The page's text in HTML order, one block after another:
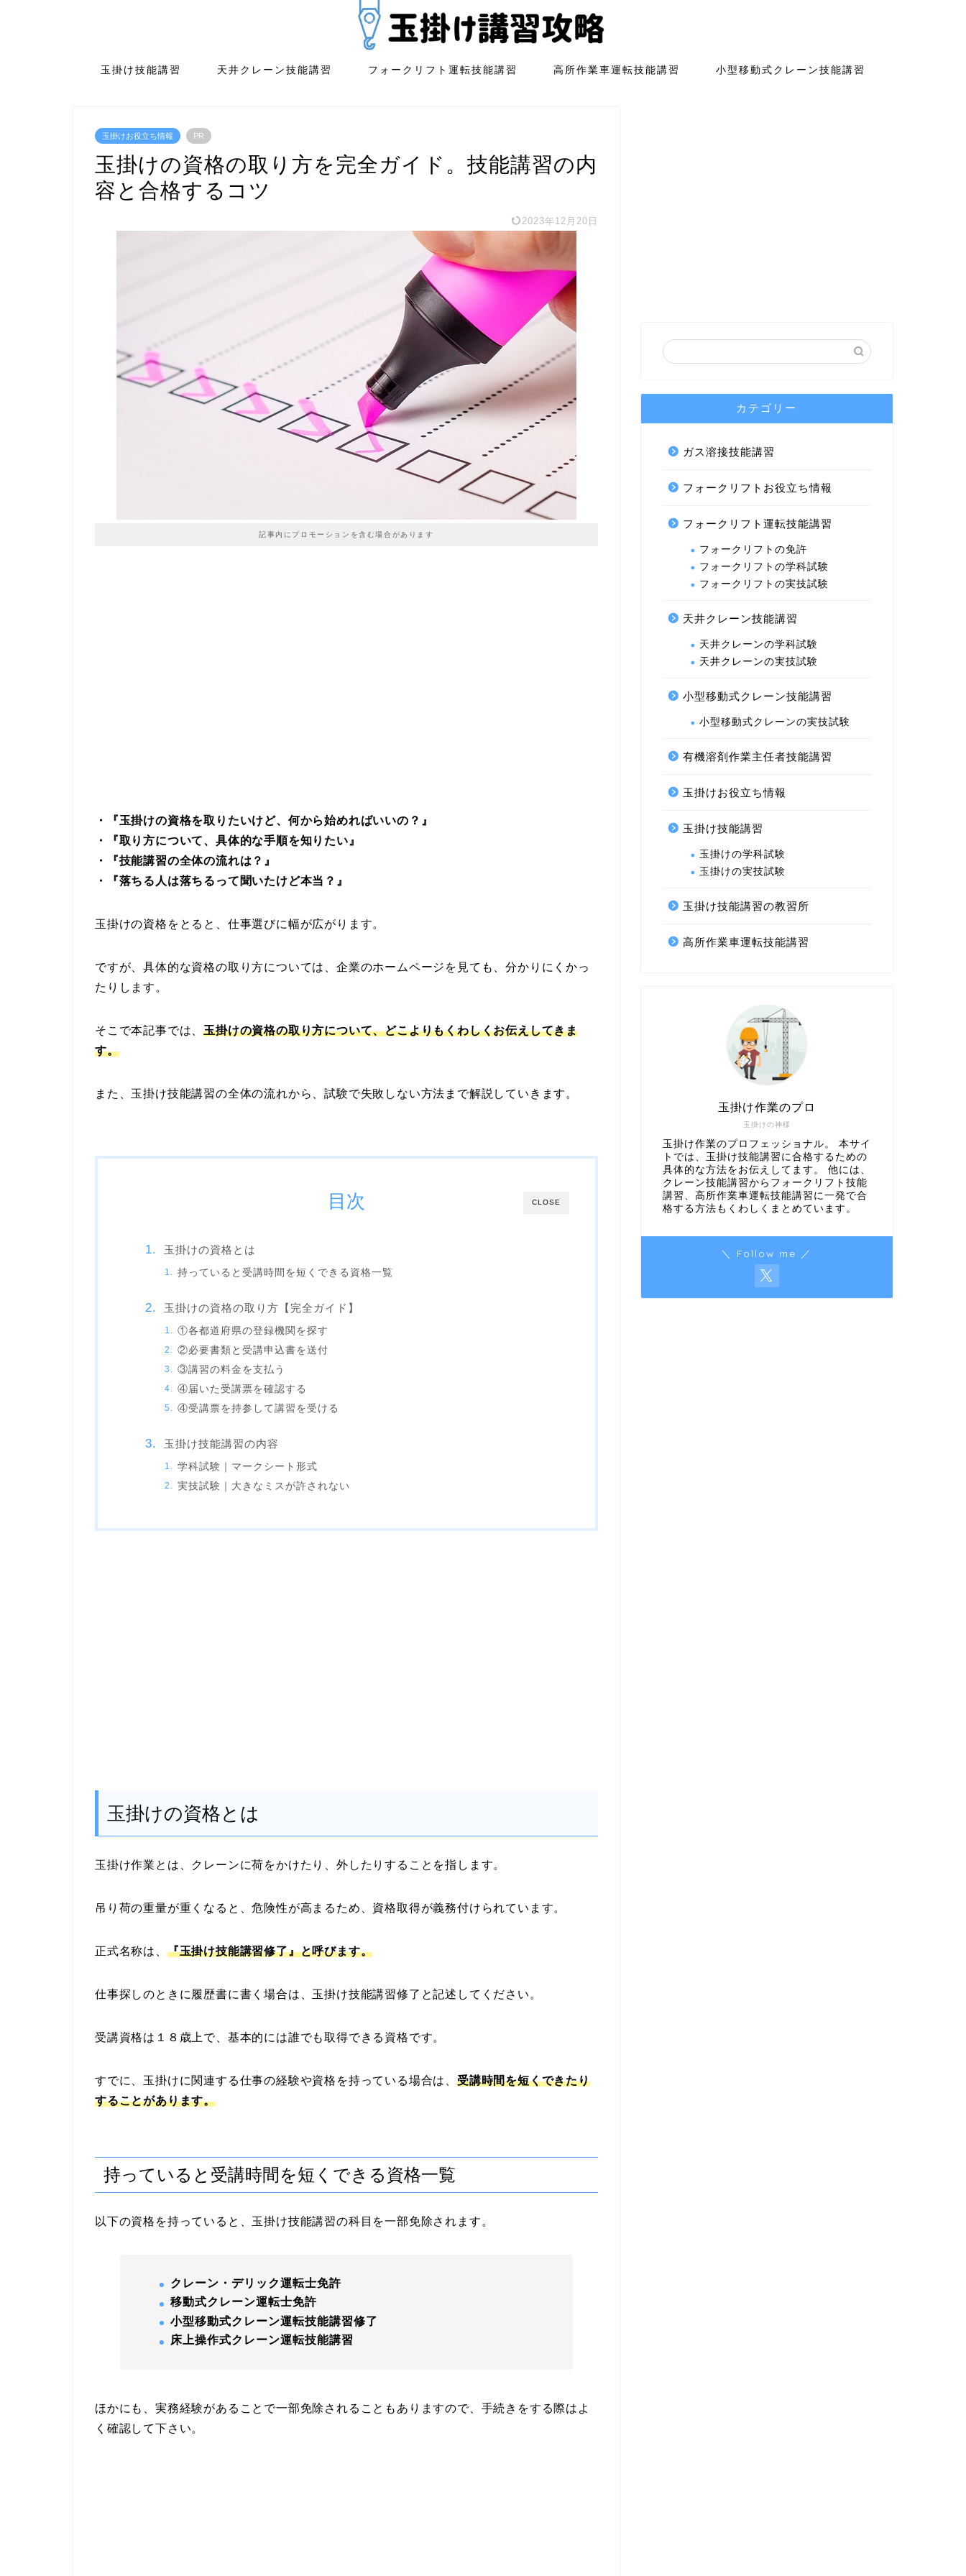
玉掛け技能講習 天井クレーン技能講習 フォークリフト運転技能講習 高所作業車運転技能講習 小型移動式クレーン技能講習
玉掛けお役立ち情報 PR
玉掛けの資格の取り方を完全ガイド。技能講習の内
容と合格するコツ
2023年12月20日
記事内にプロモーションを含む場合があります
・『玉掛けの資格を取りたいけど、何から始めればいいの？』
・『取り方について、具体的な手順を知りたい』
・『技能講習の全体の流れは？』
・『落ちる人は落ちるって聞いたけど本当？』
玉掛けの資格をとると、仕事選びに幅が広がります。
ですが、具体的な資格の取り方については、企業のホームページを見ても、分かりにくかっ
たりします。
そこで本記事では、玉掛けの資格の取り方について、どこよりもくわしくお伝えしてきま
す。
また、玉掛け技能講習の全体の流れから、試験で失敗しない方法まで解説していきます。
CLOSE
目次
玉掛けの資格とは
持っていると受講時間を短くできる資格一覧
玉掛けの資格の取り方【完全ガイド】
①各都道府県の登録機関を探す
②必要書類と受講申込書を送付
③講習の料金を支払う
④届いた受講票を確認する
④受講票を持参して講習を受ける
玉掛け技能講習の内容
学科試験｜マークシート形式
実技試験｜大きなミスが許されない
玉掛けの資格とは
玉掛け作業とは、クレーンに荷をかけたり、外したりすることを指します。
吊り荷の重量が重くなると、危険性が高まるため、資格取得が義務付けられています。
正式名称は、 『玉掛け技能講習修了』と呼びます。
仕事探しのときに履歴書に書く場合は、玉掛け技能講習修了と記述してください。
受講資格は１８歳上で、基本的には誰でも取得できる資格です。
すでに、玉掛けに関連する仕事の経験や資格を持っている場合は、 受講時間を短くできたり
することがあります。
持っていると受講時間を短くできる資格一覧
以下の資格を持っていると、玉掛け技能講習の科目を一部免除されます。
クレーン・デリック運転士免許
移動式クレーン運転士免許
小型移動式クレーン運転技能講習修了
床上操作式クレーン運転技能講習
ほかにも、実務経験があることで一部免除されることもありますので、手続きをする際はよ
く確認して下さい。
カテゴリー
ガス溶接技能講習
フォークリフトお役立ち情報
フォークリフト運転技能講習
フォークリフトの免許
フォークリフトの学科試験
フォークリフトの実技試験
天井クレーン技能講習
天井クレーンの学科試験
天井クレーンの実技試験
小型移動式クレーン技能講習
小型移動式クレーンの実技試験
有機溶剤作業主任者技能講習
玉掛けお役立ち情報
玉掛け技能講習
玉掛けの学科試験
玉掛けの実技試験
玉掛け技能講習の教習所
高所作業車運転技能講習
玉掛けの神様
玉掛け作業のプロ
玉掛け作業のプロフェッショナル。 本サイ
トでは、玉掛け技能講習に合格するための
具体的な方法をお伝えしてます。 他には、
クレーン技能講習からフォークリフト技能
講習、高所作業車運転技能講習に一発で合
格する方法もくわしくまとめています。
＼ Follow me ／